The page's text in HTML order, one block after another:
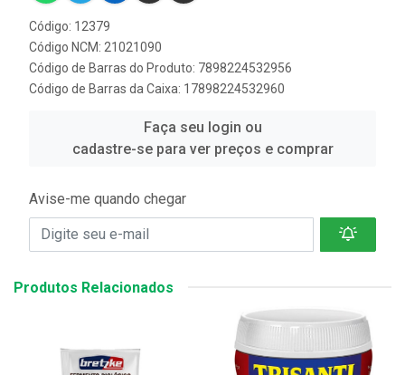
Código: 12379
Código NCM: 21021090
Código de Barras do Produto: 7898224532956
Código de Barras da Caixa: 17898224532960
Faça seu login ou
cadastre-se para ver preços e comprar
Avise-me quando chegar
Produtos Relacionados